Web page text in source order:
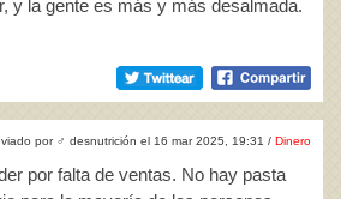
y la gente es más y más desalmada.
por ♂ desnutrición el 16 mar 2025, 19:31 / Dinero
por falta de ventas. No hay pasta